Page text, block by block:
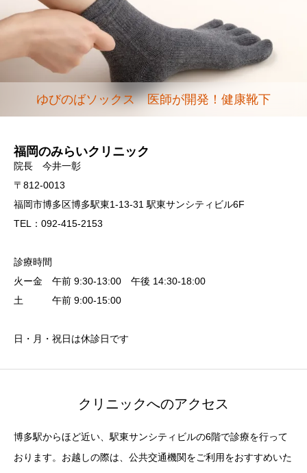
ゆびのばソックス 医師が開発！健康靴下
福岡のみらいクリニック
院長 今井一彰
〒812-0013
福岡市博多区博多駅東1-13-31 駅東サンシティビル6F
TEL：092-415-2153
診療時間
火ー金 午前 9:30-13:00 午後 14:30-18:00
土 午前 9:00-15:00
日・月・祝日は休診日です
クリニックへのアクセス
博多駅からほど近い、駅東サンシティビルの6階で診療を行って
おります。お越しの際は、公共交通機関をご利用をおすすめいた